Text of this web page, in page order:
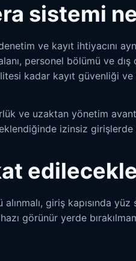
sistemi
ve kayıt ihtiyacını
personel bölümü ve
kadar kayıt güvenliği ve
ve uzaktan yönetim
izinsiz girişlerde
giriş kapısında
görünür yerde